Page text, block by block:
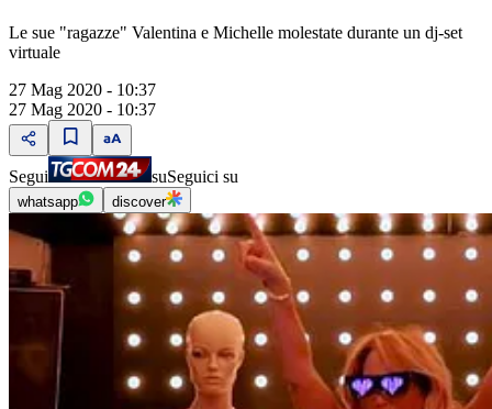
Le sue "ragazze" Valentina e Michelle molestate durante un dj-set
virtuale
27 Mag 2020 - 10:37
27 Mag 2020 - 10:37
Segui suSeguici su
whatsapp discover